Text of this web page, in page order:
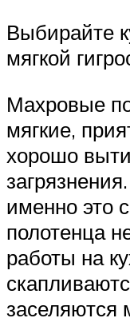
Выбирайте
мягкой
Махровые
мягкие,
хорошо
именно это
полотенца
работы на
заселяются